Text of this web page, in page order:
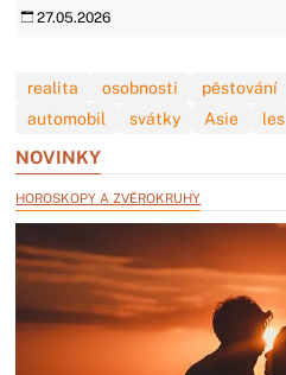
27.05.2026
realita osobnosti pěstování
automobil
svátky Asie les
NOVINKY
HOROSKOPY A ZVĚROKRUHY